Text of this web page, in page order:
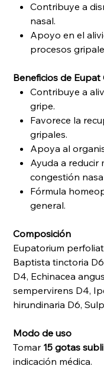
Contribuye a
nasal.
Apoyo en el
procesos
Beneficios de Eupat
Contribuye a
gripe.
Favorece la
gripales.
Apoya al
Ayuda a reducir
congestión
Fórmula
general.
Composición
Eupatorium
Baptista tinctoria
D4, Echinacea
sempervirens D4,
hirundinaria D6,
Modo de uso
Tomar 15 gotas
indicación médica.